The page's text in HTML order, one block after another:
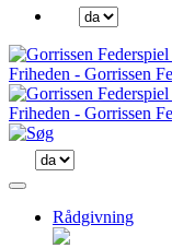
Rådgivning